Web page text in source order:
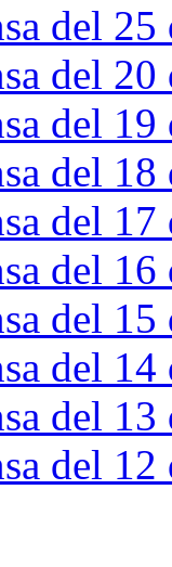
del
del
del
del
del
del
del
del
del
del